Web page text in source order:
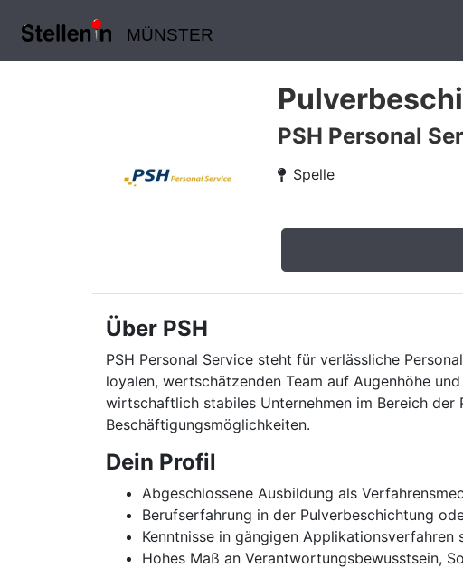
MÜNSTER
PSH Personal
Spelle
Über PSH
PSH Personal Service steht für verlässliche
loyalen, wertschätzenden Team auf Augenhöhe
wirtschaftlich stabiles Unternehmen im Bereich der
Beschäftigungsmöglichkeiten.
Dein Profil
Abgeschlossene Ausbildung als
Berufserfahrung in der Pulverbeschichtung
Kenntnisse in gängigen
Hohes Maß an Verantwortungsbewusstsein,